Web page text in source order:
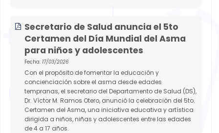
Secretario de Salud anuncia el 5to
Certamen del Día Mundial del Asma
para niños y adolescentes
Fecha: 17/03/2026
Con el propósito de fomentar la educación y
concienciación sobre el asma desde edades
tempranas, el secretario del Departamento de Salud (DS),
Dr. Víctor M. Ramos Otero, anunció la celebración del 5to.
Certamen del Asma, una iniciativa educativa y artística
dirigida a niños, niñas y adolescentes entre las edades
de 4 a 17 años.